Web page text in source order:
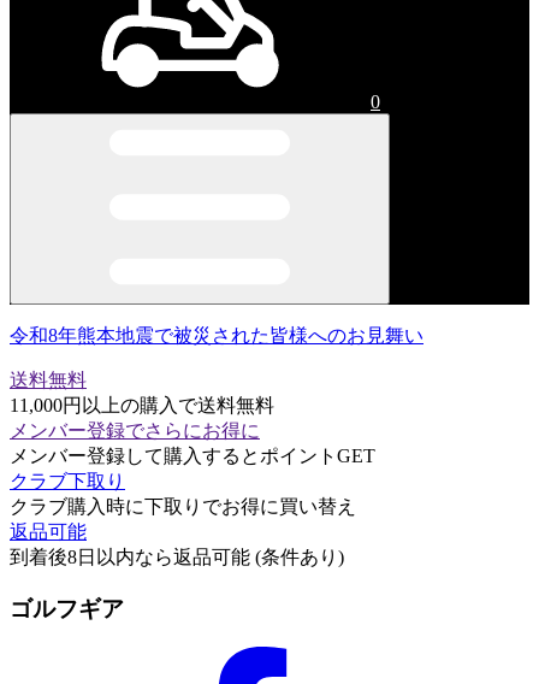
0
令和8年熊本地震で被災された皆様へのお見舞い
送料無料
11,000円以上の購入で送料無料
メンバー登録でさらにお得に
メンバー登録して購入するとポイントGET
クラブ下取り
クラブ購入時に下取りでお得に買い替え
返品可能
到着後8日以内なら返品可能 (条件あり)
ゴルフギア